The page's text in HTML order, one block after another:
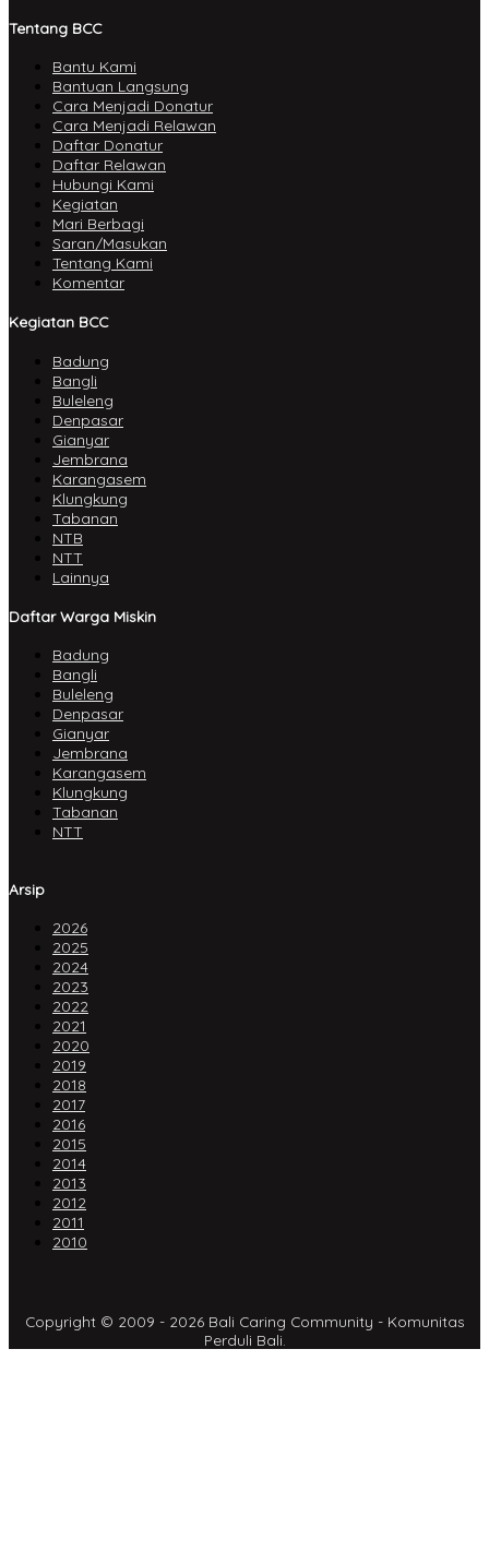
Tentang BCC
Bantu Kami
Bantuan Langsung
Cara Menjadi Donatur
Cara Menjadi Relawan
Daftar Donatur
Daftar Relawan
Hubungi Kami
Kegiatan
Mari Berbagi
Saran/Masukan
Tentang Kami
Komentar
Kegiatan BCC
Badung
Bangli
Buleleng
Denpasar
Gianyar
Jembrana
Karangasem
Klungkung
Tabanan
NTB
NTT
Lainnya
Daftar Warga Miskin
Badung
Bangli
Buleleng
Denpasar
Gianyar
Jembrana
Karangasem
Klungkung
Tabanan
NTT
Arsip
2026
2025
2024
2023
2022
2021
2020
2019
2018
2017
2016
2015
2014
2013
2012
2011
2010
Copyright © 2009 - 2026 Bali Caring Community - Komunitas
Perduli Bali.